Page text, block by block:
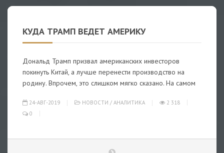
КУДА ТРАМП ВЕДЕТ АМЕРИКУ
Дональд Трамп призвал американских инвесторов
покинуть Китай, а лучше перенести производство на
родину. Впрочем, это слишком мягко сказано. На самом
24-АВГ-2019 НОВОСТИ / АНАЛИТИКА
2 318
0